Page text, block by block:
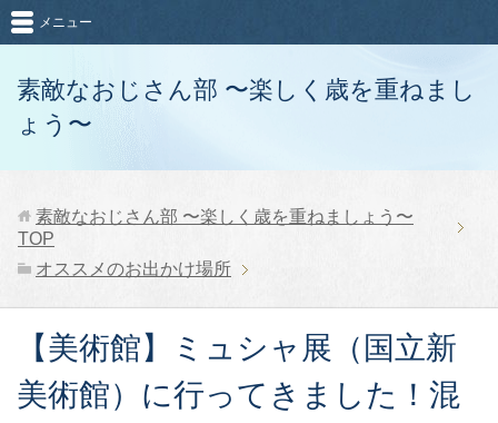
素敵なおじさん部 〜楽しく歳を重ねまし
ょう〜
メニュー
素敵なおじさん部 〜楽しく歳を重ねましょう〜
TOP
オススメのお出かけ場所
【美術館】ミュシャ展（国立新
美術館）に行ってきました！混